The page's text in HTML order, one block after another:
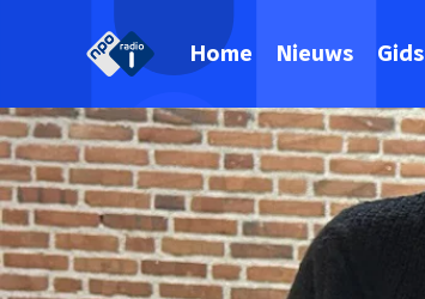
Home Nieuws Gids